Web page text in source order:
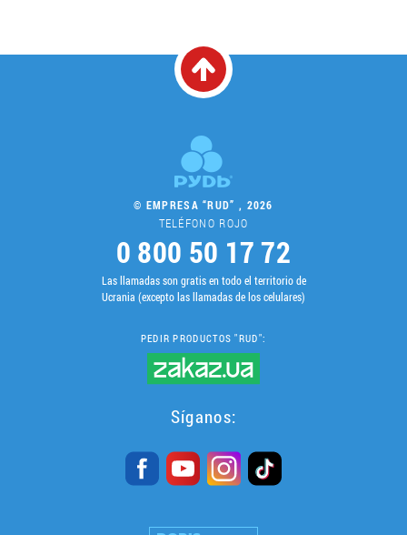
© EMPRESA “RUD” , 2026
TELÉFONO ROJO
0 800 50 17 72
Las llamadas son gratis en todo el territorio de
Ucrania (excepto las llamadas de los celulares)
PEDIR PRODUCTOS "RUD":
Síganos: